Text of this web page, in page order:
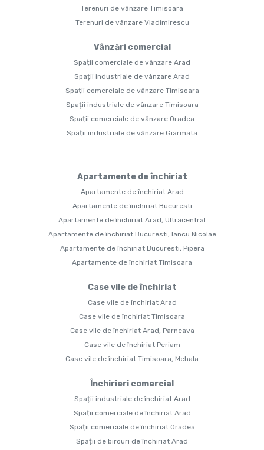
Terenuri de vânzare Timisoara
Terenuri de vânzare Vladimirescu
Vânzări comercial
Spații comerciale de vânzare Arad
Spații industriale de vânzare Arad
Spații comerciale de vânzare Timisoara
Spații industriale de vânzare Timisoara
Spații comerciale de vânzare Oradea
Spații industriale de vânzare Giarmata
Apartamente de închiriat
Apartamente de închiriat Arad
Apartamente de închiriat Bucuresti
Apartamente de închiriat Arad, Ultracentral
Apartamente de închiriat Bucuresti, Iancu Nicolae
Apartamente de închiriat Bucuresti, Pipera
Apartamente de închiriat Timisoara
Case vile de închiriat
Case vile de închiriat Arad
Case vile de închiriat Timisoara
Case vile de închiriat Arad, Parneava
Case vile de închiriat Periam
Case vile de închiriat Timisoara, Mehala
Închirieri comercial
Spații industriale de închiriat Arad
Spații comerciale de închiriat Arad
Spații comerciale de închiriat Oradea
Spații de birouri de închiriat Arad